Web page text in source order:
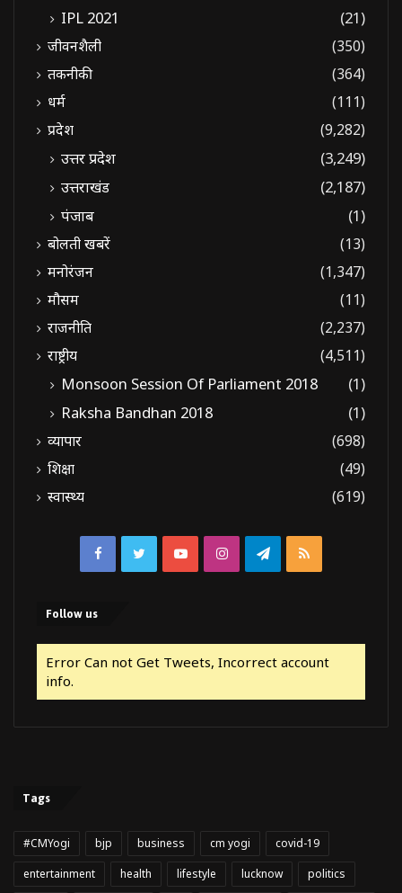
IPL 2021 (21)
जीवनशैली
(350)
तकनीकी
(364)
धर्म
(111)
प्रदेश
(9,282)
उत्तर प्रदेश
(3,249)
उत्तराखंड
(2,187)
पंजाब
(1)
बोलती खबरें
(13)
मनोरंजन
(1,347)
मौसम
(11)
राजनीति
(2,237)
राष्ट्रीय
(4,511)
Monsoon Session Of Parliament 2018
(1)
Raksha Bandhan 2018
(1)
व्यापार
(698)
शिक्षा
(49)
स्वास्थ्य
(619)
FacebookTwitterYouTubeInstagramTelegram
RSS
Follow us
Error Can not Get Tweets, Incorrect account
info.
Tags
#CMYogi bjp business cm yogi
covid-19
entertainment
health lifestyle lucknow politics